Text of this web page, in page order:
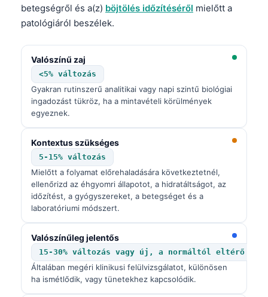
betegségről és a(z) böjtölés időzítéséről mielőtt a
patológiáról beszélek.
Valószínű zaj
<5% változás
Gyakran rutinszerű analitikai vagy napi szintű biológiai
ingadozást tükröz, ha a mintavételi körülmények
egyeznek.
Kontextus szükséges
5-15% változás
Mielőtt a folyamat előrehaladására következtetnél,
ellenőrizd az éhgyomri állapotot, a hidratáltságot, az
időzítést, a gyógyszereket, a betegséget és a
laboratóriumi módszert.
Valószínűleg jelentős
15-30% változás vagy új, a normáltól eltérő
Általában megéri klinikusi felülvizsgálatot, különösen
ha ismétlődik, vagy tünetekhez kapcsolódik.